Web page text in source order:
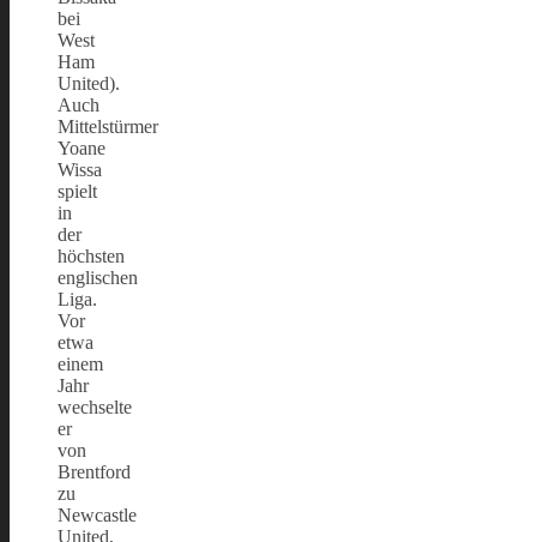
bei
West
Ham
United).
Auch
Mittelstürmer
Yoane
Wissa
spielt
in
der
höchsten
englischen
Liga.
Vor
etwa
einem
Jahr
wechselte
er
von
Brentford
zu
Newcastle
United,